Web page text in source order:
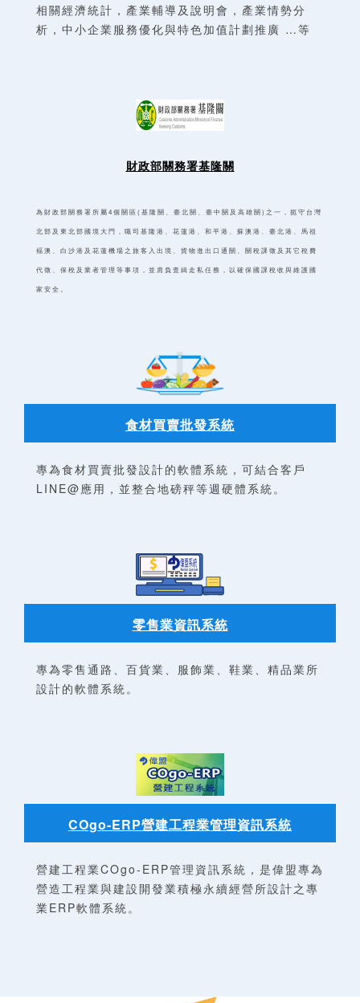
相關經濟統計，產業輔導及說明會，產業情勢分
析，中小企業服務優化與特色加值計劃推廣 …等
財政部關務署基隆關
為財政部關務署所屬4個關區(基隆關、臺北關、臺中關及高雄關)之一，扼守台灣
北部及東北部國境大門，職司基隆港、花蓮港、和平港、蘇澳港、臺北港、馬祖
褔澳、白沙港及花蓮機場之旅客入出境、貨物進出口通關、關稅課徵及其它稅費
代徵、保稅及業者管理等事項，並肩負查緝走私任務，以確保國課稅收與維護國
家安全。
食材買賣批發系統
專為食材買賣批發設計的軟體系統，可結合客戶
LINE@應用，並整合地磅秤等週硬體系統。
零售業資訊系統
專為零售通路、百貨業、服飾業、鞋業、精品業所
設計的軟體系統。
COgo-ERP營建工程業管理資訊系統
營建工程業COgo-ERP管理資訊系統，是偉盟專為
營造工程業與建設開發業積極永續經營所設計之專
業ERP軟體系統。